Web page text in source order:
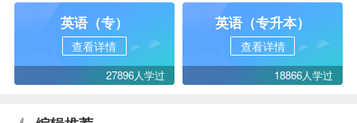
英语（专）
查看详情
27896人学过
英语（专升本）
查看详情
18866人学过